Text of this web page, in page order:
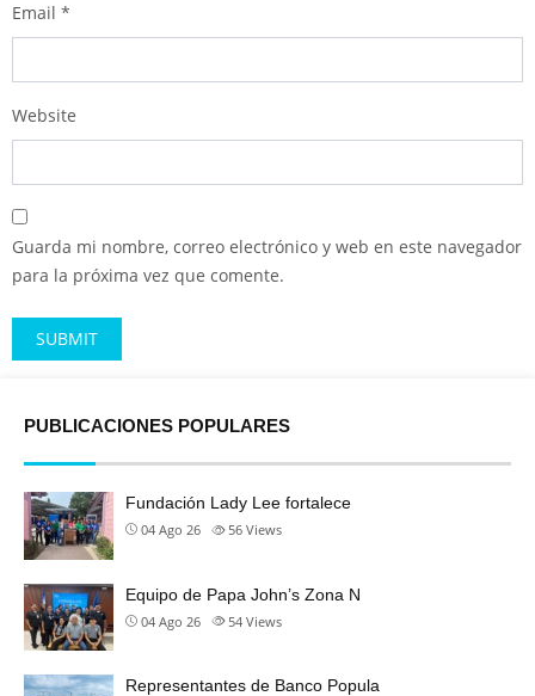
Email *
Website
Guarda mi nombre, correo electrónico y web en este navegador
para la próxima vez que comente.
PUBLICACIONES POPULARES
Fundación Lady Lee fortalece
04 Ago 26 56 Views
Equipo de Papa John’s Zona N
04 Ago 26 54 Views
Representantes de Banco Popula